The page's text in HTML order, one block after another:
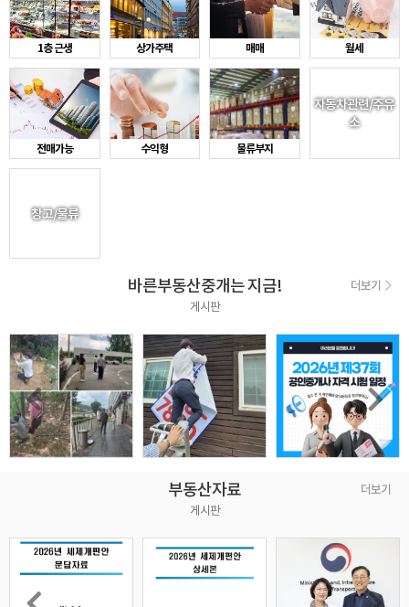
1층 근생 상가주택 매매 월세
전매가능 수익형 물류부지
자동차관련/주유
소
창고/물류
바른부동산중개는 지금!
더보기
게시판
부동산자료
더보기
게시판